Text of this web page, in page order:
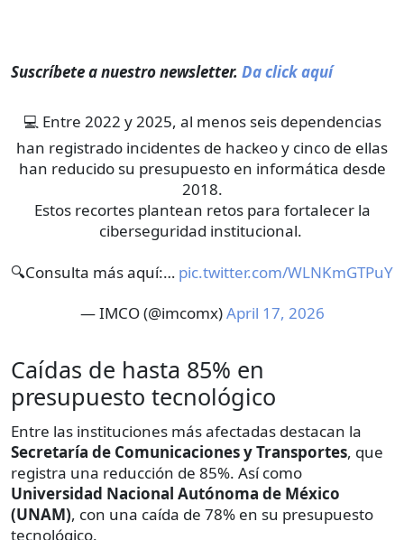
Suscríbete a nuestro newsletter. Da click aquí
💻 Entre 2022 y 2025, al menos seis dependencias
han registrado incidentes de hackeo y cinco de ellas
han reducido su presupuesto en informática desde
2018.
Estos recortes plantean retos para fortalecer la
ciberseguridad institucional.
🔍Consulta más aquí:… pic.twitter.com/WLNKmGTPuY
— IMCO (@imcomx)April 17, 2026
Caídas de hasta 85% en
presupuesto tecnológico
Entre las instituciones más afectadas destacan la
Secretaría de Comunicaciones y Transportes, que
registra una reducción de 85%. Así como
Universidad Nacional Autónoma de México
(UNAM), con una caída de 78% en su presupuesto
tecnológico.